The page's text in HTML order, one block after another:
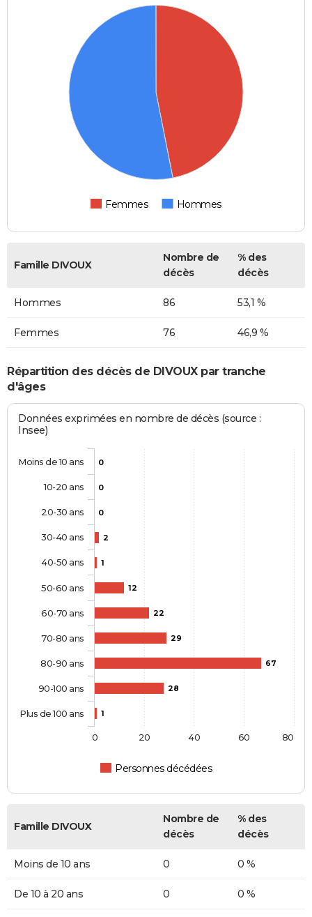
Femmes Hommes
Famille DIVOUX
Nombre de
décès
% des
décès
Hommes 86 53,1 %
Femmes 76 46,9 %
Répartition des décès de DIVOUX par tranche
d'âges
Données exprimées en nombre de décès (source :
Insee)
0
0
0
2
1
12
22
29
67
28
1
Personnes décédées
Moins de 10 ans
10-20 ans
20-30 ans
30-40 ans
40-50 ans
50-60 ans
60-70 ans
70-80 ans
80-90 ans
90-100 ans
Plus de 100 ans
0 20 40 60 80
Famille DIVOUX
Nombre de
décès
% des
décès
Moins de 10 ans 0 0 %
De 10 à 20 ans 0 0 %